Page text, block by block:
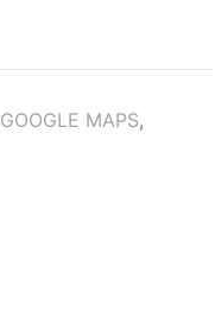
GOOGLE MAPS,